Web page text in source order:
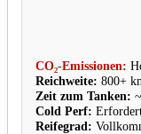
CO₂-Emissionen:
Reichweite: 800+
Zeit zum Tanken:
Cold Perf:
Reifegrad: